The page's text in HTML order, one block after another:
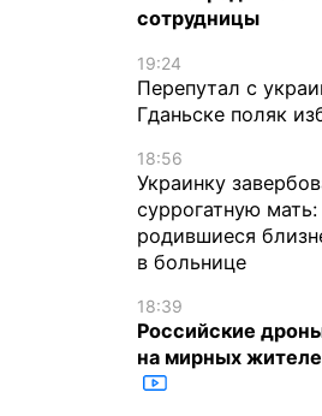
сотрудницы
19:24
Перепутал с
Гданьске поляк
18:56
Украинку
суррогатную мать:
родившиеся
в больнице
18:39
Российские
на мирных